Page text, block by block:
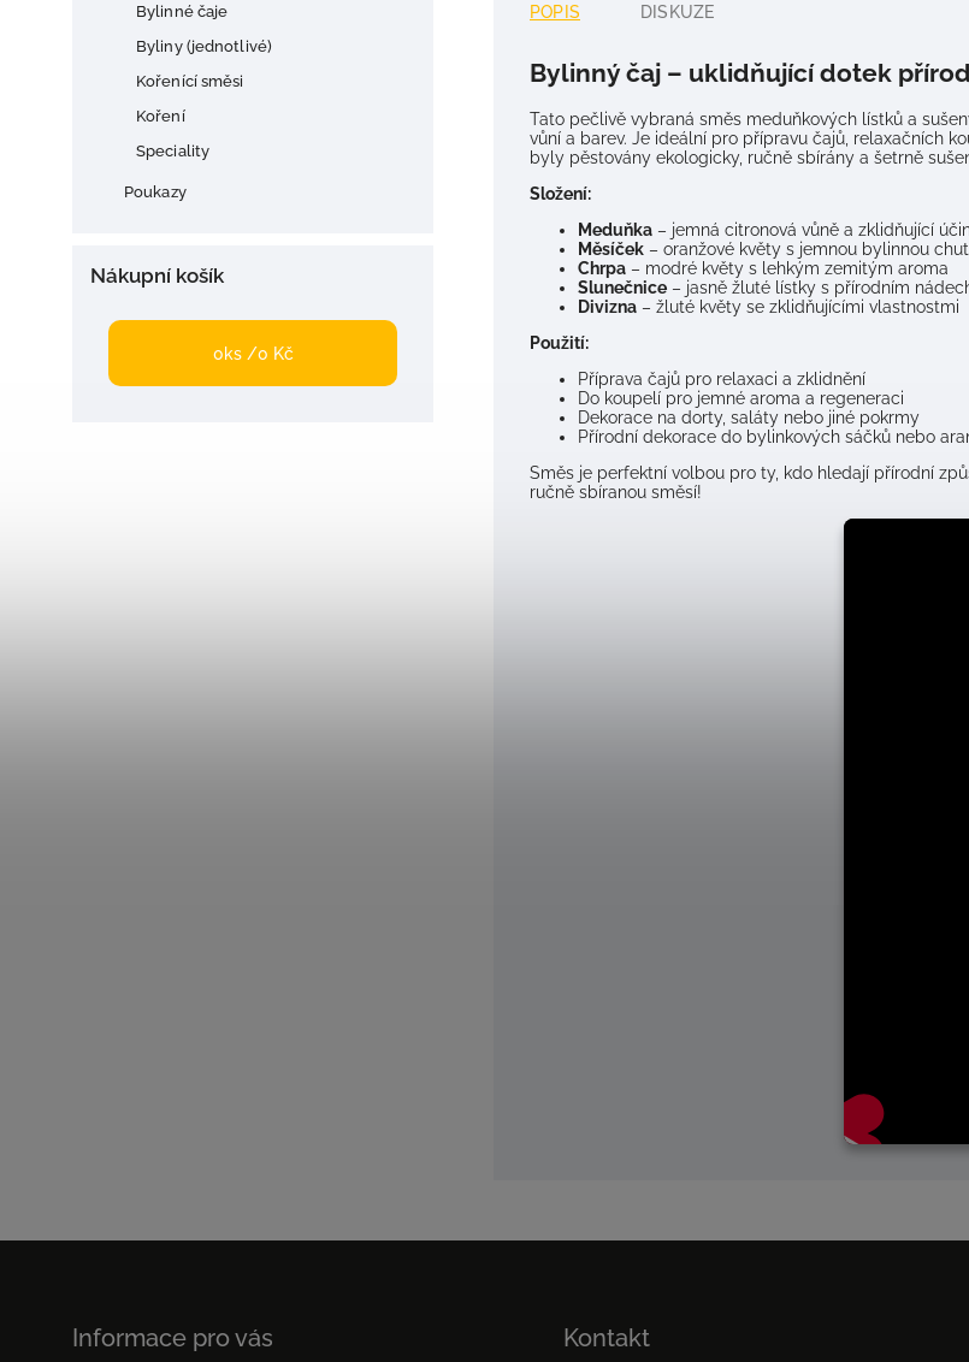
Bylinné čaje
Byliny (jednotlivé)
Kořenící směsi
Koření
Speciality
Poukazy
Nákupní košík
0ks /0 Kč
POPIS DISKUZE
Bylinný čaj – uklidňující dotek
Tato pečlivě vybraná směs meduňkových lístků a
vůní a barev. Je ideální pro přípravu čajů, relaxačních
byly pěstovány ekologicky, ručně sbírány a šetrně
Složení:
Meduňka – jemná citronová vůně a zklidňující
Měsíček – oranžové květy s jemnou bylinnou
Chrpa – modré květy s lehkým zemitým aroma
Slunečnice – jasně žluté lístky s přírodním
Divizna – žluté květy se zklidňujícími vlastnostmi
Použití:
Příprava čajů pro relaxaci a zklidnění
Do koupelí pro jemné aroma a regeneraci
Dekorace na dorty, saláty nebo jiné pokrmy
Přírodní dekorace do bylinkových sáčků nebo
Směs je perfektní volbou pro ty, kdo hledají přírodní
ručně sbíranou směsí!
Informace pro vás Kontakt